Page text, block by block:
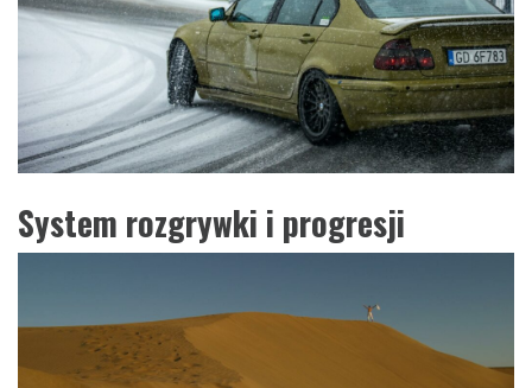
System rozgrywki i progresji